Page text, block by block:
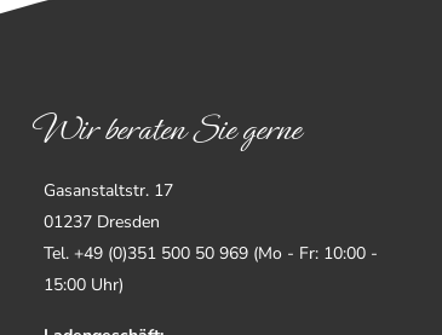
Wir beraten Sie gerne
Gasanstaltstr. 17
01237 Dresden
Tel. +49 (0)351 500 50 969 (Mo - Fr: 10:00 -
15:00 Uhr)